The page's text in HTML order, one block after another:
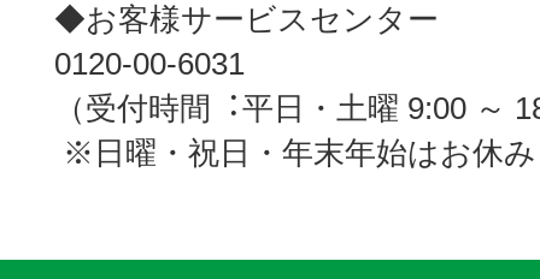
◆お客様サービスセンター
0120-00-6031
（受付時間︓平日・土曜 9:00 ～
※日曜・祝日・年末年始はお休み